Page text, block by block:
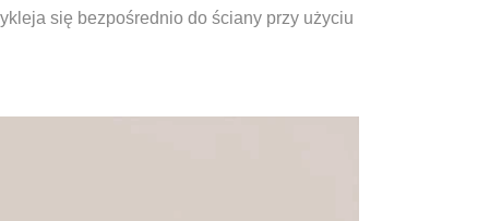
się bezpośrednio do ściany przy użyciu